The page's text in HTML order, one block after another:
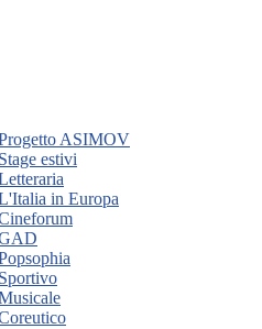
ASIMOV
Stage estivi
in Europa